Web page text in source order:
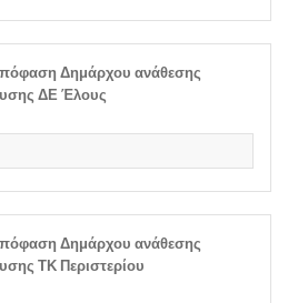
Δημάρχου ανάθεσης
ΔΕ Έλους
Δημάρχου ανάθεσης
ΤΚ Περιστερίου